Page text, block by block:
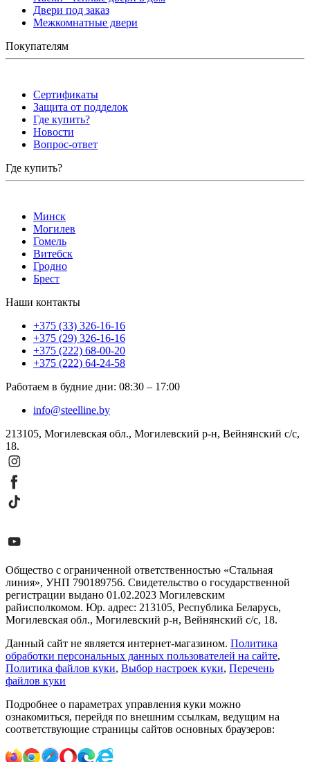
Двери под заказ
Межкомнатные двери
Покупателям
Сертификаты
Защита от подделок
Где купить?
Новости
Вопрос-ответ
Где купить?
Минск
Могилев
Гомель
Витебск
Гродно
Брест
Наши контакты
+375 (33) 326-16-16
+375 (29) 326-16-16
+375 (222) 68-00-20
+375 (222) 64-24-58
Работаем в будние дни: 08:30 – 17:00
info@steelline.by
213105, Могилевская обл., Могилевский р-н, Вейнянский с/с,
18.
Общество с ограниченной ответственностью «Стальная
линия», УНП 790189756. Свидетельство о государственной
регистрации выдано 01.02.2023 Могилевским
райисполкомом. Юр. адрес: 213105, Республика Беларусь,
Могилевская обл., Могилевский р-н, Вейнянский с/с, 18.
Данный сайт не является интернет-магазином. Политика
обработки персональных данных пользователей на сайте,
Политика файлов куки, Выбор настроек куки, Перечень
файлов куки
Подробнее о параметрах управления куки можно
ознакомиться, перейдя по внешним ссылкам, ведущим на
соответствующие страницы сайтов основных браузеров: